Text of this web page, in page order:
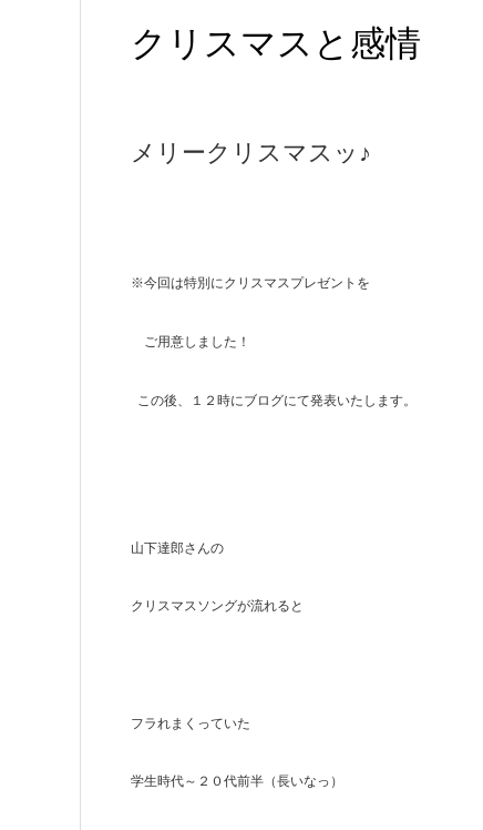
クリスマスと感情
メリークリスマスッ♪
※今回は特別にクリスマスプレゼントを
ご用意しました！
この後、１２時にブログにて発表いたします。
山下達郎さんの
クリスマスソングが流れると
フラれまくっていた
学生時代～２０代前半（長いなっ）